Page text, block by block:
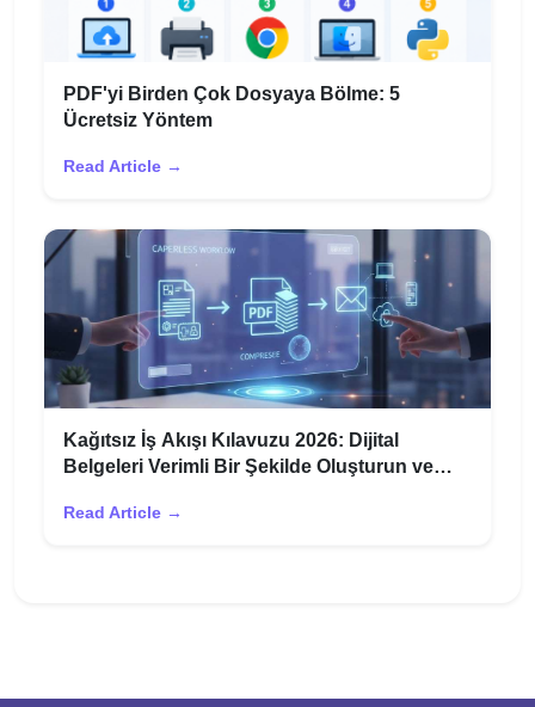
PDF'yi Birden Çok Dosyaya Bölme: 5
Ücretsiz Yöntem
Read Article →
Kağıtsız İş Akışı Kılavuzu 2026: Dijital
Belgeleri Verimli Bir Şekilde Oluşturun ve
Read Article →